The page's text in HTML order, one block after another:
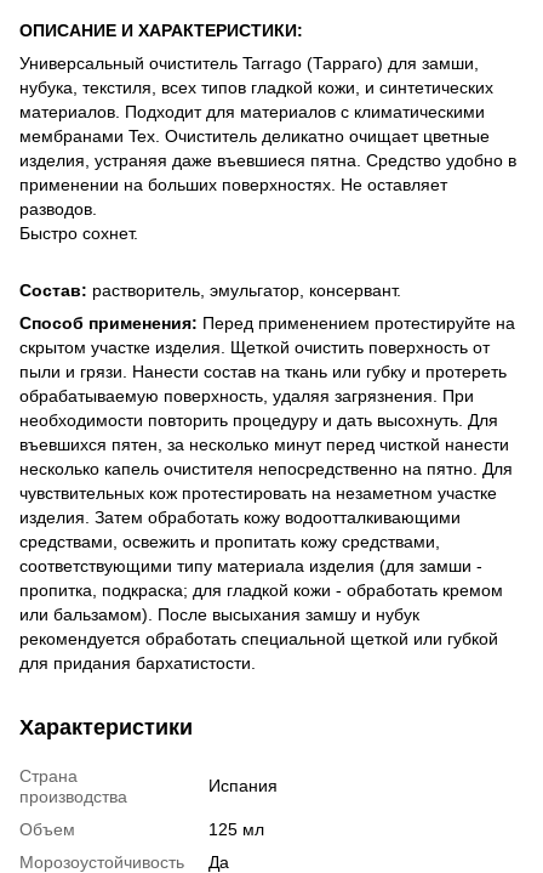
ОПИСАНИЕ И ХАРАКТЕРИСТИКИ:
Универсальный очиститель Tarrago (Тарраго) для замши,
нубука, текстиля, всех типов гладкой кожи, и синтетических
материалов. Подходит для материалов с климатическими
мембранами Tex. Очиститель деликатно очищает цветные
изделия, устраняя даже въевшиеся пятна. Средство удобно в
применении на больших поверхностях. Не оставляет
разводов.
Быстро сохнет.
Состав: растворитель, эмульгатор, консервант.
Способ применения: Перед применением протестируйте на
скрытом участке изделия. Щеткой очистить поверхность от
пыли и грязи. Нанести состав на ткань или губку и протереть
обрабатываемую поверхность, удаляя загрязнения. При
необходимости повторить процедуру и дать высохнуть. Для
въевшихся пятен, за несколько минут перед чисткой нанести
несколько капель очистителя непосредственно на пятно. Для
чувствительных кож протестировать на незаметном участке
изделия. Затем обработать кожу водоотталкивающими
средствами, освежить и пропитать кожу средствами,
соответствующими типу материала изделия (для замши -
пропитка, подкраска; для гладкой кожи - обработать кремом
или бальзамом). После высыхания замшу и нубук
рекомендуется обработать специальной щеткой или губкой
для придания бархатистости.
Характеристики
Страна
производства
Испания
Объем
125 мл
Морозоустойчивость
Да